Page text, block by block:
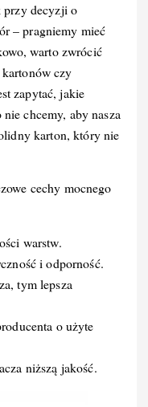
przy decyzji o
– pragniemy mieć
warto zwrócić
czy
zapytać, jakie
chcemy, aby nasza
karton, który nie
cechy mocnego
warstw.
i odporność.
tym lepsza
o użyte
niższą jakość.